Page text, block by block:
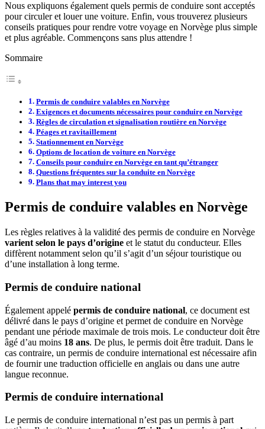
Nous expliquons également quels permis de conduire sont acceptés
pour circuler et louer une voiture. Enfin, vous trouverez plusieurs
conseils pratiques pour rendre votre voyage en Norvège plus simple
et plus agréable. Commençons sans plus attendre !
Sommaire
Permis de conduire valables en Norvège
Exigences et documents nécessaires pour conduire en Norvège
Règles de circulation et signalisation routière en Norvège
Péages et ravitaillement
Stationnement en Norvège
Options de location de voiture en Norvège
Conseils pour conduire en Norvège en tant qu’étranger
Questions fréquentes sur la conduite en Norvège
Plans that may interest you
Permis de conduire valables en Norvège
Les règles relatives à la validité des permis de conduire en Norvège
varient selon le pays d’origine et le statut du conducteur. Elles
diffèrent notamment selon qu’il s’agit d’un séjour touristique ou
d’une installation à long terme.
Permis de conduire national
Également appelé permis de conduire national, ce document est
délivré dans le pays d’origine et permet de conduire en Norvège
pendant une période maximale de trois mois. Le conducteur doit être
âgé d’au moins 18 ans. De plus, le permis doit être traduit. Dans le
cas contraire, un permis de conduire international est nécessaire afin
de fournir une traduction officielle en anglais ou dans une autre
langue reconnue.
Permis de conduire international
Le permis de conduire international n’est pas un permis à part